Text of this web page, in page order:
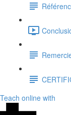
Teach online with